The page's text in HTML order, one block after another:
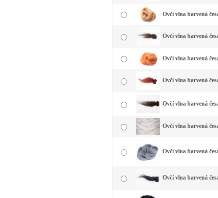
Ovčí vlna barvená
Ovčí vlna barvená
Ovčí vlna barvená
Ovčí vlna barvená
Ovčí vlna barvená
Ovčí vlna barvená
Ovčí vlna barvená
Ovčí vlna barvená